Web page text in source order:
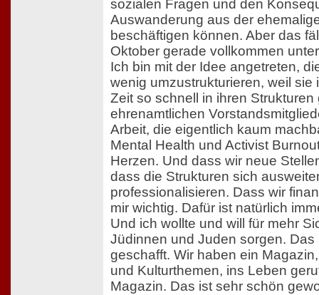
sozialen Fragen und den
Auswanderung aus der
beschäftigen können. Aber das
Oktober gerade vollkommen
Ich bin mit der Idee angetreten,
wenig umzustrukturieren, weil sie
Zeit so schnell in ihren
ehrenamtlichen
Arbeit, die eigentlich kaum
Mental Health und Activist
Herzen. Und dass wir neue
dass die Strukturen sich
professionalisieren. Dass wir
mir wichtig. Dafür ist natürlich
Und ich wollte und will für mehr
Jüdinnen und Juden sorgen. Das
geschafft. Wir haben ein
und Kulturthemen, ins Leben
Magazin. Das ist sehr schön